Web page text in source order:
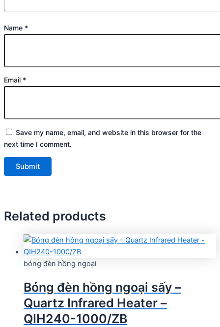
Name *
Email *
Save my name, email, and website in this browser for the
next time I comment.
Related products
bóng đèn hồng ngoại
Bóng đèn hồng ngoại sấy –
Quartz Infrared Heater –
QIH240-1000/ZB